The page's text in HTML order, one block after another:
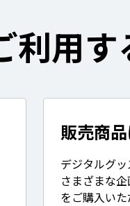
利用す
販売商
デジタルグッ
さまざまな
をご購入いた